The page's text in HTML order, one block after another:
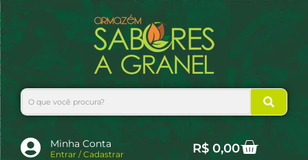
para
o
conteúdo
Search
Minha Conta
Entrar / Cadastrar R$0,00Cart